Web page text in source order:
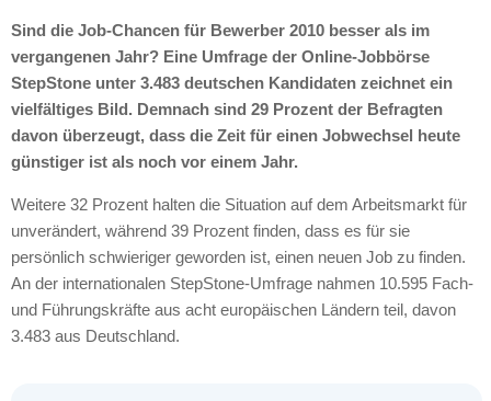
Sind die Job-Chancen für Bewerber 2010 besser als im
vergangenen Jahr? Eine Umfrage der Online-Jobbörse
StepStone unter 3.483 deutschen Kandidaten zeichnet ein
vielfältiges Bild. Demnach sind 29 Prozent der Befragten
davon überzeugt, dass die Zeit für einen Jobwechsel heute
günstiger ist als noch vor einem Jahr.
Weitere 32 Prozent halten die Situation auf dem Arbeitsmarkt für
unverändert, während 39 Prozent finden, dass es für sie
persönlich schwieriger geworden ist, einen neuen Job zu finden.
An der internationalen StepStone-Umfrage nahmen 10.595 Fach-
und Führungskräfte aus acht europäischen Ländern teil, davon
3.483 aus Deutschland.